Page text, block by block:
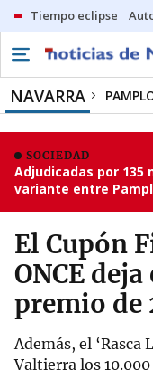
Tiempo eclipse
NAVARRA
SOCIEDAD
Adjudicadas por 135
variante entre
El Cupón
ONCE
premio de
Además, el ‘Rasca
Valtierra los